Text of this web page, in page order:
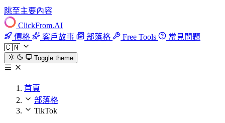
跳至主要內容
ClickFrom.AI
價格
客戶故事 部落格 Free Tools
常見問題
🇨🇳
Toggle theme
首頁
部落格
TikTok